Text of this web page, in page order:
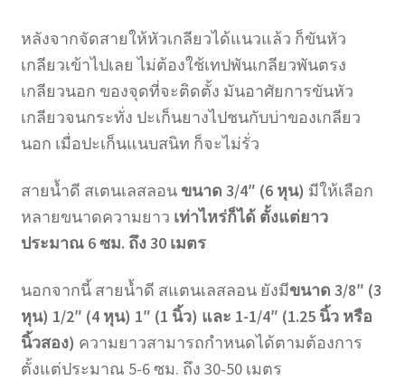
หลังจากจัดสายให้หัวเกลียวได้แนวแล้ว ก็ขันหัว
เกลียวเข้าไปเลย ไม่ต้องใช้เทปพันเกลียวพันตรง
เกลียวนอก ของจุดที่จะติดตั้ง มันอาศัยการขันหัว
เกลียวจนกระทั่ง ปะเก็นยางไปชนกับบ่าของเกลียว
นอก เมื่อปะเก็นแนบสนิท ก็จะไม่รั่ว
สายน้ำดี สเตนเลสลอน ขนาด 3/4″ (6 หุน) มีให้เลือก
หลายขนาดความยาว เท่าไหร่ก็ได้ ตั้งแต่ยาว
ประมาณ 6 ซม. ถึง 30 เมตร
นอกจากนี้ สายน้ำดี สแตนเลสลอน ยังมีขนาด 3/8″ (3
หุน) 1/2″ (4 หุน) 1″ (1 นิ้ว) และ 1-1/4″ (1.25 นิ้ว หรือ
นิ้วสอง) ความยาวสามารถกำหนดได้ตามต้องการ
ตั้งแต่ประมาณ 5-6 ซม. ถึง 30-50 เมตร